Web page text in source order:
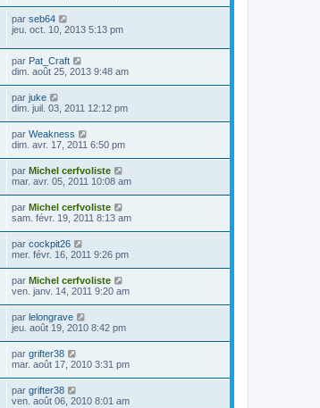
par seb64
jeu. oct. 10, 2013 5:13 pm
par Pat_Craft
dim. août 25, 2013 9:48 am
par juke
dim. juil. 03, 2011 12:12 pm
par Weakness
dim. avr. 17, 2011 6:50 pm
par Michel cerfvoliste
mar. avr. 05, 2011 10:08 am
par Michel cerfvoliste
sam. févr. 19, 2011 8:13 am
par cockpit26
mer. févr. 16, 2011 9:26 pm
par Michel cerfvoliste
ven. janv. 14, 2011 9:20 am
par lelongrave
jeu. août 19, 2010 8:42 pm
par grifter38
mar. août 17, 2010 3:31 pm
par grifter38
ven. août 06, 2010 8:01 am